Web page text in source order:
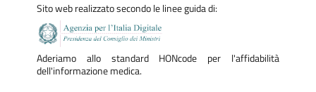
Sito web realizzato secondo le linee guida di:
Aderiamo allo standard HONcode per l'affidabilità
dell'informazione medica.